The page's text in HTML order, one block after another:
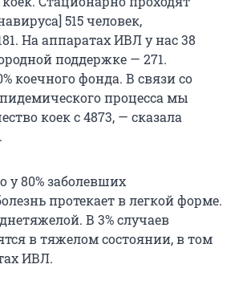
515 человек,
На аппаратах ИВЛ у нас 38
поддержке — 271.
коечного фонда. В связи со
процесса мы
коек с 4873, — сказала
у 80% заболевших
протекает в легкой форме.
В 3% случаев
в тяжелом состоянии, в том
ИВЛ.